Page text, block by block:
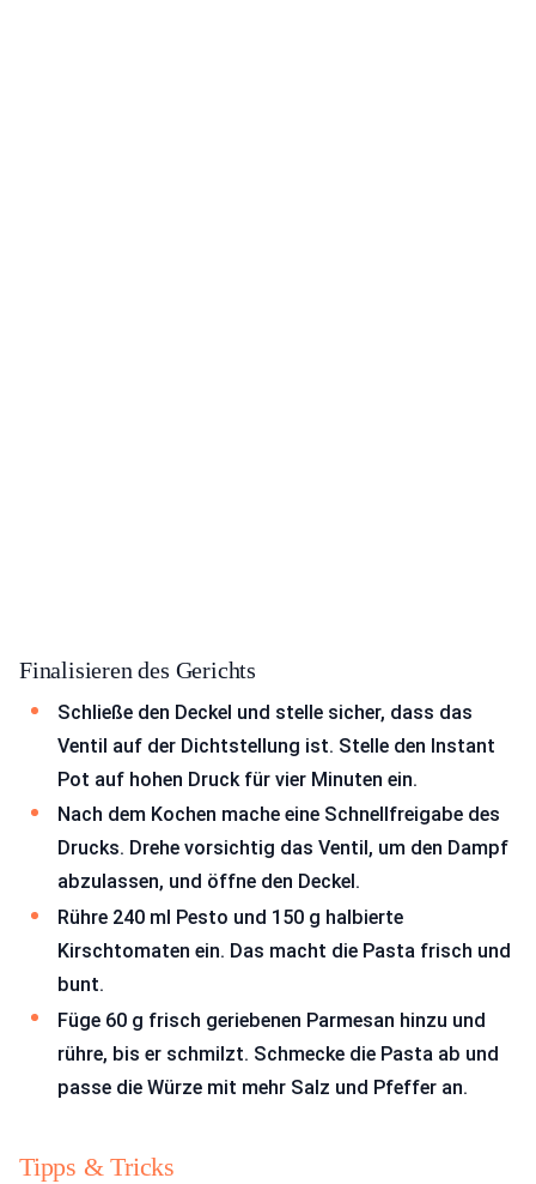
Finalisieren des Gerichts
Schließe den Deckel und stelle sicher, dass das
Ventil auf der Dichtstellung ist. Stelle den Instant
Pot auf hohen Druck für vier Minuten ein.
Nach dem Kochen mache eine Schnellfreigabe des
Drucks. Drehe vorsichtig das Ventil, um den Dampf
abzulassen, und öffne den Deckel.
Rühre 240 ml Pesto und 150 g halbierte
Kirschtomaten ein. Das macht die Pasta frisch und
bunt.
Füge 60 g frisch geriebenen Parmesan hinzu und
rühre, bis er schmilzt. Schmecke die Pasta ab und
passe die Würze mit mehr Salz und Pfeffer an.
Tipps & Tricks